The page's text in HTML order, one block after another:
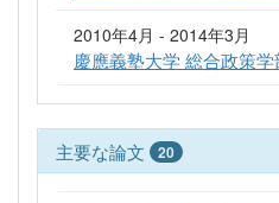
2010年4月 - 2014年3月
慶應義塾大学 総合政策学
主要な論文 20